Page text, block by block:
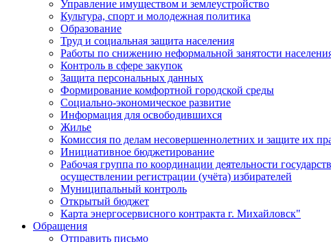
Управление имуществом и землеустройство
Культура, спорт и молодежная политика
Образование
Труд и социальная защита населения
Работы по снижению неформальной занятости
Контроль в сфере закупок
Защита персональных данных
Формирование комфортной городской среды
Социально-экономическое развитие
Информация для освободившихся
Жилье
Комиссия по делам несовершеннолетних и защите их
Инициативное бюджетирование
Рабочая группа по координации деятельности
осуществлении регистрации (учёта) избирателей
Муниципальный контроль
Открытый бюджет
Карта энергосервисного контракта г. Михайловск"
Обращения
Отправить письмо